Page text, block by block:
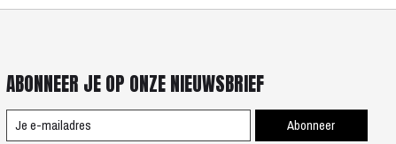
ABONNEER JE OP ONZE NIEUWSBRIEF
Abonneer